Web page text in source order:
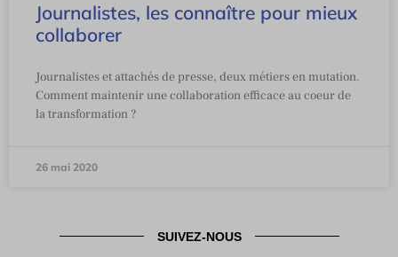
Journalistes, les connaître pour mieux
collaborer
Journalistes et attachés de presse, deux métiers en mutation.
Comment maintenir une collaboration efficace au coeur de
la transformation ?
26 mai 2020
SUIVEZ-NOUS